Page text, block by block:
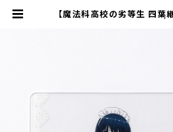
【魔法科高校の劣等生 四葉